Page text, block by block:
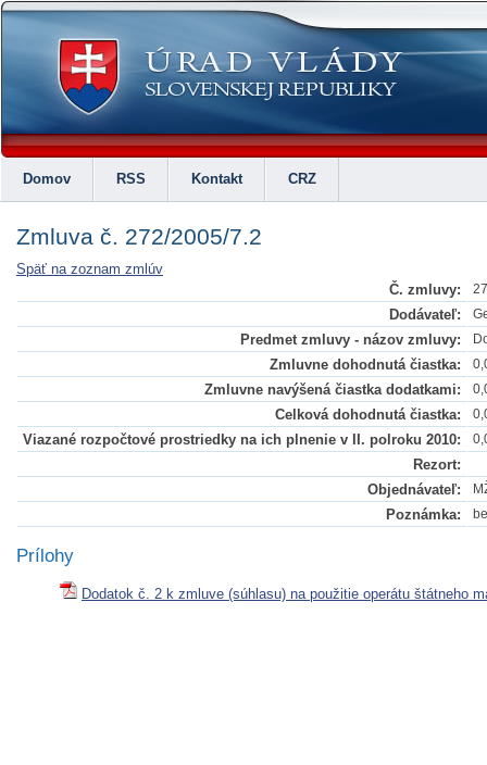
Domov RSS Kontakt CRZ
Zmluva č. 272/2005/7.2
Späť na zoznam zmlúv
Č. zmluvy:
Dodávateľ:
Predmet zmluvy - názov zmluvy:
Zmluvne dohodnutá čiastka:
Zmluvne navýšená čiastka dodatkami:
Celková dohodnutá čiastka:
Viazané rozpočtové prostriedky na ich plnenie v II. polroku 2010:
Rezort:
Objednávateľ:
Poznámka:
Prílohy
Dodatok č. 2 k zmluve (súhlasu) na použitie operátu štátneho